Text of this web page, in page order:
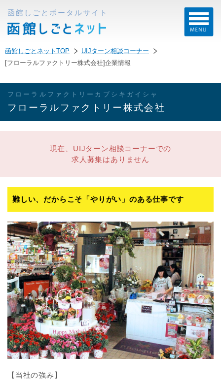
函館しごとポータルサイト
函館しごとネットTOP
UIJターン相談コーナー
[フローラルファクトリー株式会社]企業情報
フローラルファクトリーカブシキガイシャ
フローラルファクトリー株式会社
現在、UIJターン相談コーナーでの
求人募集はありません
難しい、だからこそ「やりがい」のある仕事です
【当社の強み】